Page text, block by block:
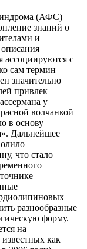
(АФС)
знаний о
и
ассоциируются с
сам термин
значительно
привлек
у
волчанкой
в основу
Дальнейшее
что стало
разнообразные
форму.
на
как